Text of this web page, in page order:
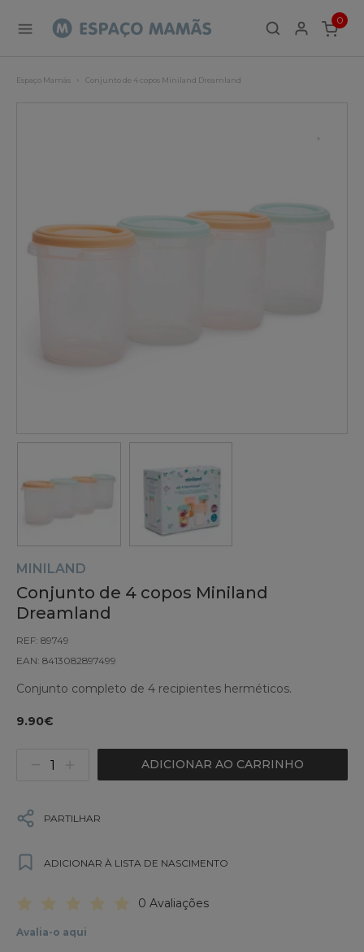
0
ITEMS
Espaço Mamãs Conjunto de 4 copos Miniland Dreamland
MINILAND
Conjunto de 4 copos Miniland
Dreamland
REF: 89749
EAN: 8413082897499
Conjunto completo de 4 recipientes herméticos.
9.90€
ADICIONAR AO CARRINHO
PARTILHAR
ADICIONAR À LISTA DE NASCIMENTO
0 Avaliações
Avalia-o aqui